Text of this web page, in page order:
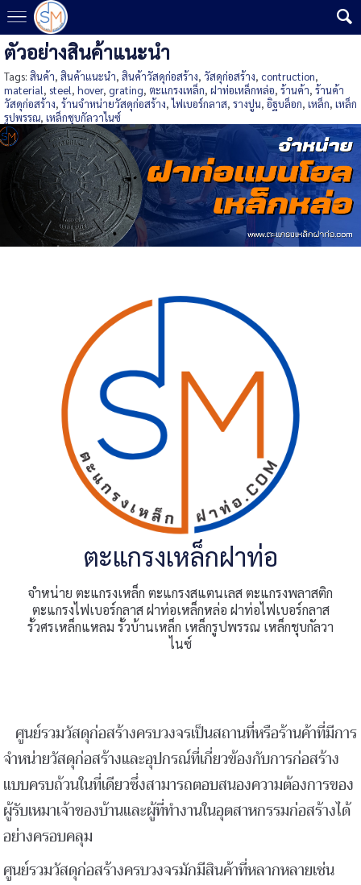
ตัวอย่างสินค้าแนะนำ
Tags: สินค้า, สินค้าแนะนำ, สินค้าวัสดุก่อสร้าง, วัสดุก่อสร้าง, contruction,
material, steel, hover, grating, ตะแกรงเหล็ก, ฝาท่อเหล็กหล่อ, ร้านค้า, ร้านค้า
วัสดุก่อสร้าง, ร้านจำหน่ายวัสดุก่อสร้าง,ไฟเบอร์กลาส, รางปูน, อิฐบล็อก, เหล็ก, เหล็ก
รูปพรรณ, เหล็กชุบกัลวาไนซ์
ตะแกรงเหล็กฝาท่อ
จำหน่าย ตะแกรงเหล็ก ตะแกรงสแตนเลส ตะแกรงพลาสติก
ตะแกรงไฟเบอร์กลาส ฝาท่อเหล็กหล่อ ฝาท่อไฟเบอร์กลาส
รั้วศรเหล็กแหลม รั้วบ้านเหล็ก เหล็กรูปพรรณ เหล็กชุบกัลวา
ไนซ์
ศูนย์รวมวัสดุก่อสร้างครบวงจรเป็นสถานที่หรือร้านค้าที่มีการ
จำหน่ายวัสดุก่อสร้างและอุปกรณ์ที่เกี่ยวข้องกับการก่อสร้าง
แบบครบถ้วนในที่เดียวซึ่งสามารถตอบสนองความต้องการของ
ผู้รับเหมาเจ้าของบ้านและผู้ที่ทำงานในอุตสาหกรรมก่อสร้างได้
อย่างครอบคลุม
ศูนย์รวมวัสดุก่อสร้างครบวงจรมักมีสินค้าที่หลากหลายเช่น